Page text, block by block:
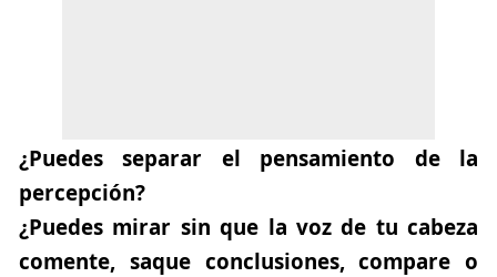
¿Puedes separar el pensamiento de la
percepción?
¿Puedes mirar sin que la voz de tu cabeza
comente, saque conclusiones, compare o